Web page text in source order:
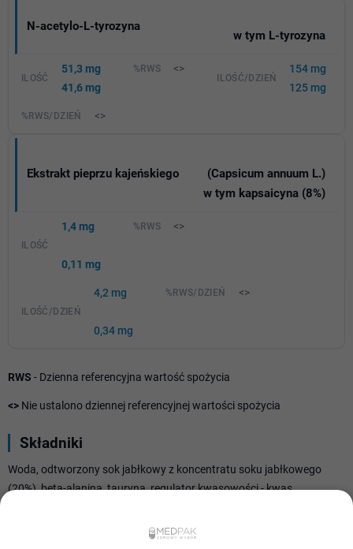
N-acetylo-L-tyrozyna
w tym L-tyrozyna
51,3 mg
41,6 mg
<>
154 mg
125 mg
<>
Ekstrakt pieprzu kajeńskiego
(Capsicum annuum L.)
w tym kapsaicyna (8%)
1,4 mg
0,11 mg
<>
4,2 mg
0,34 mg
<>
RWS - Dzienna referencyjna wartość spożycia
<> Nie ustalono dziennej referencyjnej wartości spożycia
Składniki
Woda, odtworzony sok jabłkowy z koncentratu soku jabłkowego
(20%), beta-alanina, tauryna, regulator kwasowości - kwas
słodzące - glikozydy stewiolowe ze stewii, acesulfam K, sukraloza;